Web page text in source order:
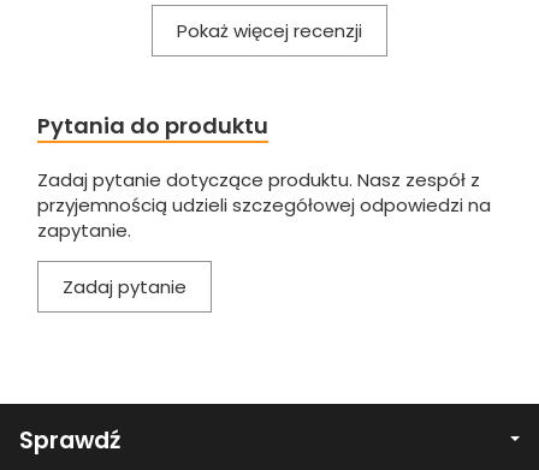
Pokaż więcej recenzji
Pytania do produktu
Zadaj pytanie dotyczące produktu. Nasz zespół z
przyjemnością udzieli szczegółowej odpowiedzi na
zapytanie.
Zadaj pytanie
Sprawdź